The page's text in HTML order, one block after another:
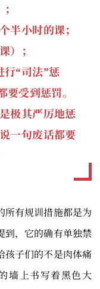
半小时的课；
）；
行“司法”惩
受到惩罚。
极其严厉地惩
一句废话都要
所有规训措施都是为
到，它的确有单独禁
孩子们的不是肉体痛
墙上书写着黑色大